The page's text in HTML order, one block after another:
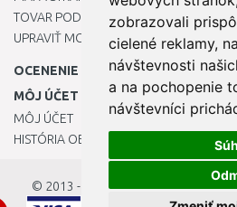
zobrazovali
cielené reklamy,
návštevnosti
a na pochopenie
návštevníci
TOVAR PODĽA ZNAČIEK
UPRAVIŤ MOJE PREDVOĽBY COOKIES
OCENENIE
MÔJ ÚČET
MÔJ ÚČET
HISTÓRIA OBJEDNÁVOK
© 2013 - 2026OKmarket.sk